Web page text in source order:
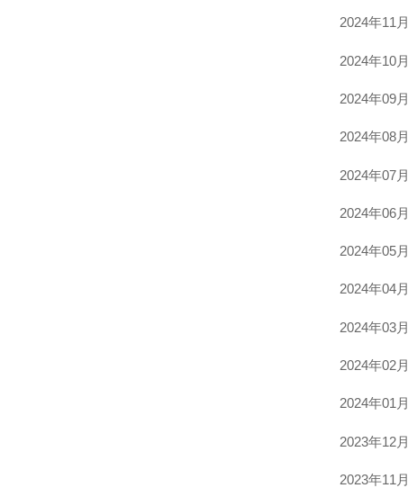
2024年11月
2024年10月
2024年09月
2024年08月
2024年07月
2024年06月
2024年05月
2024年04月
2024年03月
2024年02月
2024年01月
2023年12月
2023年11月